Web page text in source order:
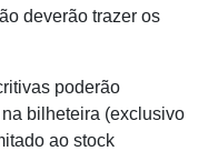
deverão trazer os
poderão
bilheteira (exclusivo
ao stock